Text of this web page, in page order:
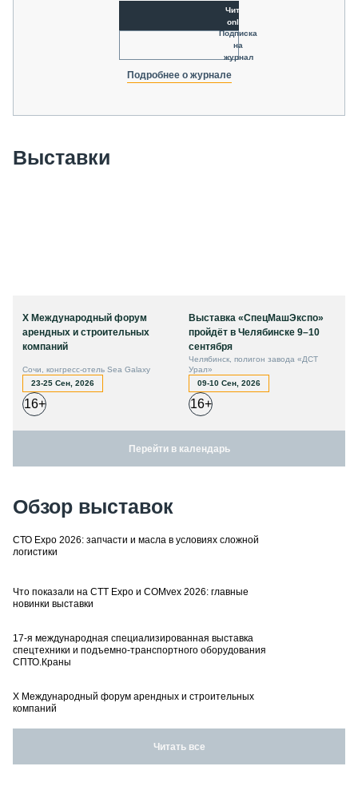
Читать
online
Подписка
на
журнал
Подробнее о журнале
Выставки
X Международный форум
арендных и строительных
компаний
Сочи, конгресс-отель Sea Galaxy
23-25 Сен, 2026
16+
Выставка «СпецМашЭкспо»
пройдёт в Челябинске 9–10
сентября
Челябинск, полигон завода «ДСТ
Урал»
09-10 Сен, 2026
16+
Перейти в календарь
Обзор выставок
СТО Expo 2026: запчасти и масла в условиях сложной
логистики
Что показали на CTT Expo и COMvex 2026: главные
новинки выставки
17-я международная специализированная выставка
спецтехники и подъемно-транспортного оборудования
СПТО.Краны
X Международный форум арендных и строительных
компаний
Читать все